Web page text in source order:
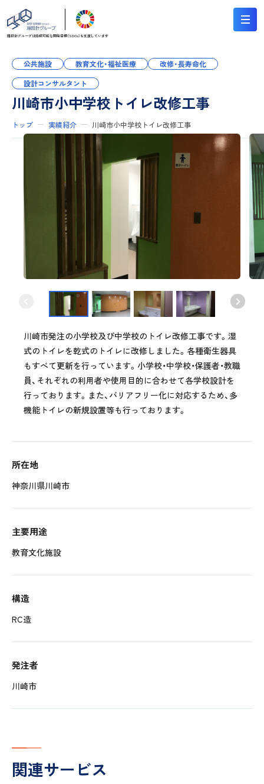
翔設計グループは持続可能な開発目標（SDGs）を支援しています
川崎市小中学校トイレ改修工事
公共施設 教育文化・福祉医療
改修・長寿命化
設計コンサルタント
トップ 実績紹介 川崎市小中学校トイレ改修工事
川崎市発注の小学校及び中学校のトイレ改修工事です。湿
式のトイレを乾式のトイレに改修しました。各種衛生器具
もすべて更新を行っています。小学校・中学校・保護者・教職
員、それぞれの利用者や使用目的に合わせて各学校設計を
行っております。また、バリアフリー化に対応するため、多
機能トイレの新規設置等も行っております。
所在地
神奈川県川崎市
主要用途
教育文化施設
構造
RC造
発注者
川崎市
関連サービス